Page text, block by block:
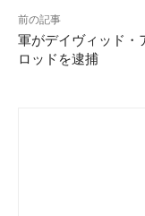
前の記事
軍がデイヴィッド・
ロッドを逮捕